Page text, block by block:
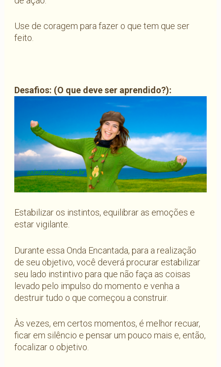
Use de coragem para fazer o que tem que ser
feito.
Desafios: (O que deve ser aprendido?):
Estabilizar os instintos, equilibrar as emoções e
estar vigilante.
Durante essa Onda Encantada, para a realização
de seu objetivo, você deverá procurar estabilizar
seu lado instintivo para que não faça as coisas
levado pelo impulso do momento e venha a
destruir tudo o que começou a construir.
Às vezes, em certos momentos, é melhor recuar,
ficar em silêncio e pensar um pouco mais e, então,
focalizar o objetivo.